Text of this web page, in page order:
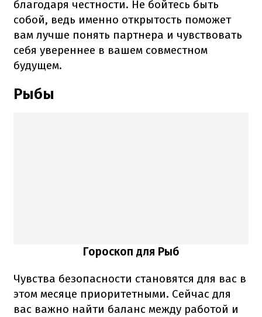
благодаря честности. Не бойтесь быть
собой, ведь именно открытость поможет
вам лучше понять партнера и чувствовать
себя увереннее в вашем совместном
будущем.
Рыбы
Гороскоп для Рыб
Чувства безопасности становятся для вас в
этом месяце приоритетными. Сейчас для
вас важно найти баланс между работой и